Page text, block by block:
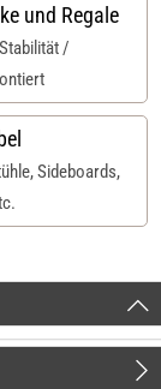
und Regale
/
Sideboards,